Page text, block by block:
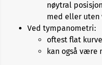
nøytral
med eller
Ved tympanometri:
oftest flat kurve
kan også være